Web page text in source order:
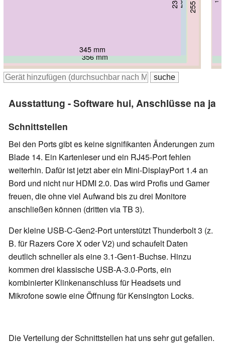
384 mm
380 mm
358 mm
356 mm
355 mm
345 mm
Ausstattung - Software hui, Anschlüsse na ja
Schnittstellen
Bei den Ports gibt es keine signifikanten Änderungen zum
Blade 14. Ein Kartenleser und ein RJ45-Port fehlen
weiterhin. Dafür ist jetzt aber ein Mini-DisplayPort 1.4 an
Bord und nicht nur HDMI 2.0. Das wird Profis und Gamer
freuen, die ohne viel Aufwand bis zu drei Monitore
anschließen können (dritten via TB 3).
Der kleine USB-C-Gen2-Port unterstützt Thunderbolt 3 (z.
B. für Razers Core X oder V2) und schaufelt Daten
deutlich schneller als eine 3.1-Gen1-Buchse. Hinzu
kommen drei klassische USB-A-3.0-Ports, ein
kombinierter Klinkenanschluss für Headsets und
Mikrofone sowie eine Öffnung für Kensington Locks.
Die Verteilung der Schnittstellen hat uns sehr gut gefallen.